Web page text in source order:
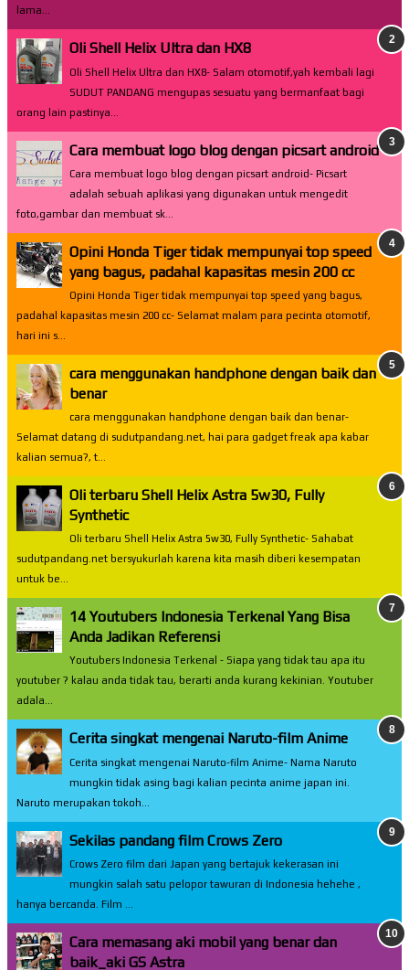
lama...
Oli Shell Helix Ultra dan HX8
Oli Shell Helix Ultra dan HX8- Salam otomotif,yah kembali lagi
SUDUT PANDANG mengupas sesuatu yang bermanfaat bagi
orang lain pastinya...
Cara membuat logo blog dengan picsart android
Cara membuat logo blog dengan picsart android- Picsart
adalah sebuah aplikasi yang digunakan untuk mengedit
foto,gambar dan membuat sk...
Opini Honda Tiger tidak mempunyai top speed
yang bagus, padahal kapasitas mesin 200 cc
Opini Honda Tiger tidak mempunyai top speed yang bagus,
padahal kapasitas mesin 200 cc- Selamat malam para pecinta otomotif,
hari ini s...
cara menggunakan handphone dengan baik dan
benar
cara menggunakan handphone dengan baik dan benar-
Selamat datang di sudutpandang.net, hai para gadget freak apa kabar
kalian semua?, t...
Oli terbaru Shell Helix Astra 5w30, Fully
Synthetic
Oli terbaru Shell Helix Astra 5w30, Fully Synthetic- Sahabat
sudutpandang.net bersyukurlah karena kita masih diberi kesempatan
untuk be...
14 Youtubers Indonesia Terkenal Yang Bisa
Anda Jadikan Referensi
Youtubers Indonesia Terkenal - Siapa yang tidak tau apa itu
youtuber ? kalau anda tidak tau, berarti anda kurang kekinian. Youtuber
adala...
Cerita singkat mengenai Naruto-film Anime
Cerita singkat mengenai Naruto-film Anime- Nama Naruto
mungkin tidak asing bagi kalian pecinta anime japan ini.
Naruto merupakan tokoh...
Sekilas pandang film Crows Zero
Crows Zero film dari Japan yang bertajuk kekerasan ini
mungkin salah satu pelopor tawuran di Indonesia hehehe ,
hanya bercanda. Film ...
Cara memasang aki mobil yang benar dan
baik_aki GS Astra